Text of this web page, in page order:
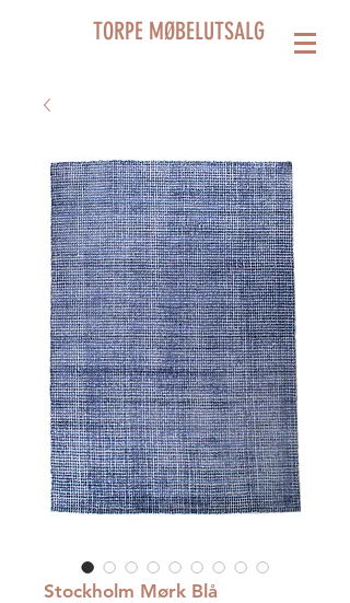
TORPE MØBELUTSALG
Stockholm Mørk Blå